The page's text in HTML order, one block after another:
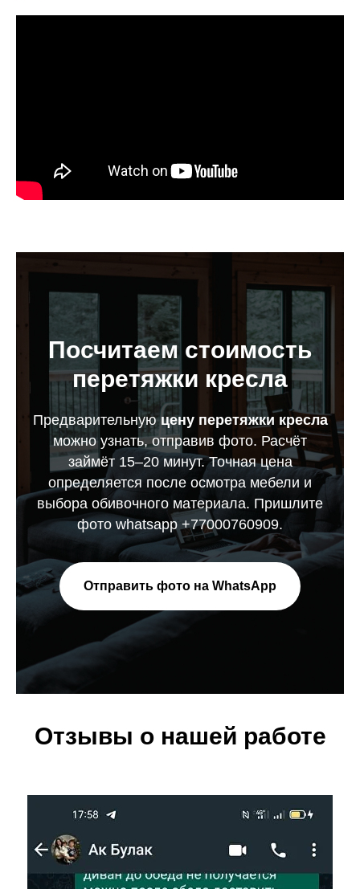
Посчитаем стоимость
перетяжки кресла
Предварительнуюцену перетяжки кресла
можно узнать, отправив фото. Расчёт
займёт 15–20 минут. Точная цена
определяется после осмотра мебели и
выбора обивочного материала. Пришлите
фото whatsapp +77000760909.
Отправить фото на WhatsApp
Отзывы о нашей работе